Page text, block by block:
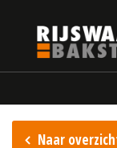
Naar